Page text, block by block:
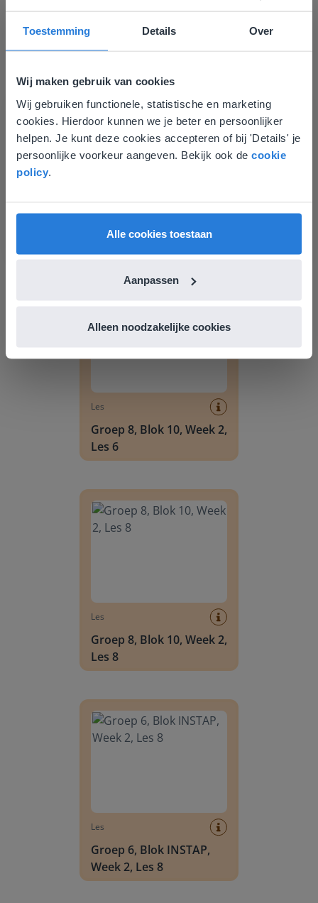
Toestemming Details Over
Wij maken gebruik van cookies
Wij gebruiken functionele, statistische en marketing
cookies. Hierdoor kunnen we je beter en persoonlijker
helpen. Je kunt deze cookies accepteren of bij 'Details' je
persoonlijke voorkeur aangeven. Bekijk ook de cookie
policy
Alle cookies toestaan
Aanpassen
Alleen noodzakelijke cookies
Ontdek meer
Les 11
Groep 8, Blok 10, Week 2, Les 6
Les
Groep 8, Blok 10, Week 2,
Les 6
Les
Groep 8, Blok 10, Week 2,
Les 8
Les
Groep 6, Blok INSTAP,
Week 2, Les 8
Deze website komt niet
overeen met je locatie
Gezien je locatie, denken we dat je misschien
liever naar de website voor English gaat. Hier
English
Vlaanderen